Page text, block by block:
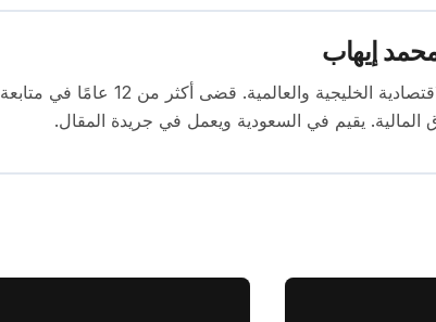
إيهاب
محرر اقتصادي ذو خبرة واسعة في تغطية الأخبار الاقتصادية الخليجية والعالمية. قضى أكثر من 12 عامًا في متابعة
المالية. يقيم في السعودية ويعمل في جريدة المقال.